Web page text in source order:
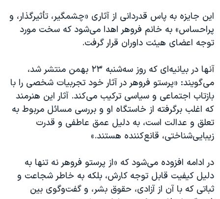
چهل سال گروگان‌گیری
قانون شفافیت دارائی کادر رهبری ایران
اسرائیل در جنگ
نرگس محمدی برنده جایزه نوبل صلح
همایش محافظه‌کاران آمریکا «سی‌پک»
صفحه‌های ویژه
سفر پرزیدنت ترامپ به چین
این جایزه به پاس قدردانی از آثاری «چشمگیر، تأثیرگذار، و
پراحساس» به خانم فروهر اهدا می‌شود که سخت مورد
توجه اعضای هیئت داوران قرار گرفت.
آنها در بیانیه‌ای که روز سه‌شنبه ۲۳ بهمن منتشر شد،
می‌گویند: «پرستو فروهر در آثار خود تجربیات شخصی را با
بازتاب اجتماعی و سیاسی ترکیب می‌کند. آثار این هنرمند
که اغلب برگرفته از خاستگاه او و بررسی مسائل مربوط به
تعلق و عدالت است، به دلیل عمق عاطفی و قدرت
زیبایی‌شناختی، قانع‌کننده هستند.»
در ادامه افزوده می‌شود که «از پرستو فروهر نه تنها به
دلیل کیفیت قابل توجه کارش، بلکه به خاطر شجاعت و
ثباتی که با آن از آزادی، حقوق بشر، و گفت‌وگوی بین